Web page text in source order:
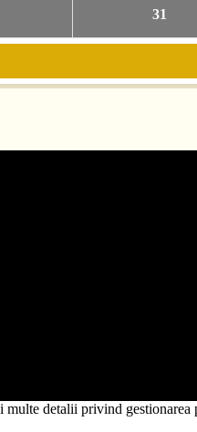
31
detalii privind